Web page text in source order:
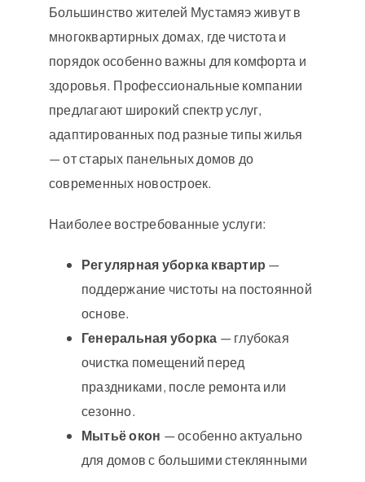
Большинство жителей Мустамяэ живут в
многоквартирных домах, где чистота и
порядок особенно важны для комфорта и
здоровья. Профессиональные компании
предлагают широкий спектр услуг,
адаптированных под разные типы жилья
— от старых панельных домов до
современных новостроек.
Наиболее востребованные услуги:
Регулярная уборка квартир —
поддержание чистоты на постоянной
основе.
Генеральная уборка — глубокая
очистка помещений перед
праздниками, после ремонта или
сезонно.
Мытьё окон — особенно актуально
для домов с большими стеклянными